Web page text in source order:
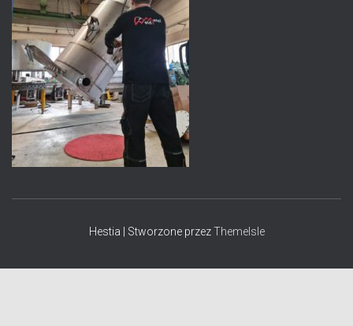
Hestia | Stworzone przezThemeIsle